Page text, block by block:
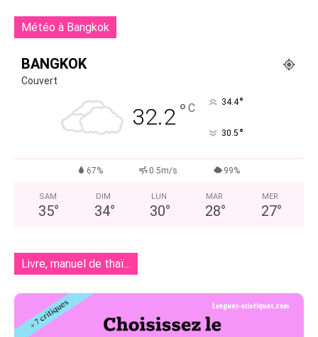
Météo à Bangkok
BANGKOK
Couvert
32.2 ° C 34.4°
30.5 °
67% 0.5m/s 99%
SAM
35°
DIM
34°
LUN
30°
MAR
28°
MER
27°
Livre, manuel de thaï...